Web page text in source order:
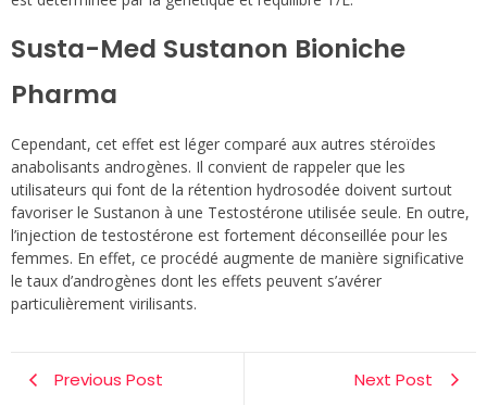
Susta-Med Sustanon Bioniche
Pharma
Cependant, cet effet est léger comparé aux autres stéroïdes
anabolisants androgènes. Il convient de rappeler que les
utilisateurs qui font de la rétention hydrosodée doivent surtout
favoriser le Sustanon à une Testostérone utilisée seule. En outre,
l’injection de testostérone est fortement déconseillée pour les
femmes. En effet, ce procédé augmente de manière significative
le taux d’androgènes dont les effets peuvent s’avérer
particulièrement virilisants.
Previous Post Next Post